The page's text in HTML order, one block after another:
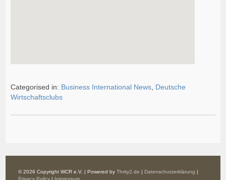
Categorised in: Business International News Deutsche
Wirtschaftsclubs
© 2026 Copyright WCR e.V. | Powered byThrity2.de | Datenschutzerklärung |
Privacy Policy | Impressum